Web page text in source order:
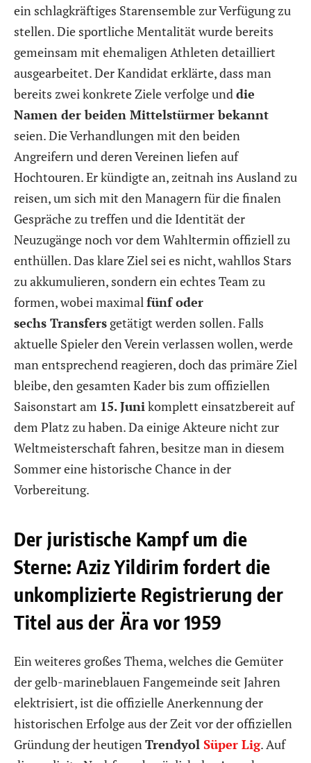
ein schlagkräftiges Starensemble zur Verfügung zu
stellen. Die sportliche Mentalität wurde bereits
gemeinsam mit ehemaligen Athleten detailliert
ausgearbeitet. Der Kandidat erklärte, dass man
bereits zwei konkrete Ziele verfolge unddie
Namen der beiden Mittelstürmer bekannt
seien. Die Verhandlungen mit den beiden
Angreifern und deren Vereinen liefen auf
Hochtouren. Er kündigte an, zeitnah ins Ausland zu
reisen, um sich mit den Managern für die finalen
Gespräche zu treffen und die Identität der
Neuzugänge noch vor dem Wahltermin offiziell zu
enthüllen. Das klare Ziel sei es nicht, wahllos Stars
zu akkumulieren, sondern ein echtes Team zu
formen, wobei maximalfünf oder
sechs Transfers getätigt werden sollen. Falls
aktuelle Spieler den Verein verlassen wollen, werde
man entsprechend reagieren, doch das primäre Ziel
bleibe, den gesamten Kader bis zum offiziellen
Saisonstart am 15. Junikomplett einsatzbereit auf
dem Platz zu haben. Da einige Akteure nicht zur
Weltmeisterschaft fahren, besitze man in diesem
Sommer eine historische Chance in der
Vorbereitung.
Der juristische Kampf um die
Sterne: Aziz Yildirim fordert die
unkomplizierte Registrierung der
Titel aus der Ära vor 1959
Ein weiteres großes Thema, welches die Gemüter
der gelb-marineblauen Fangemeinde seit Jahren
elektrisiert, ist die offizielle Anerkennung der
historischen Erfolge aus der Zeit vor der offiziellen
Gründung der heutigen Trendyol Süper Lig. Auf